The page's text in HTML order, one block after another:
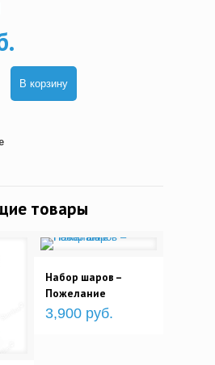
В корзину
товары
Набор шаров –
Пожелание
3,900 руб.